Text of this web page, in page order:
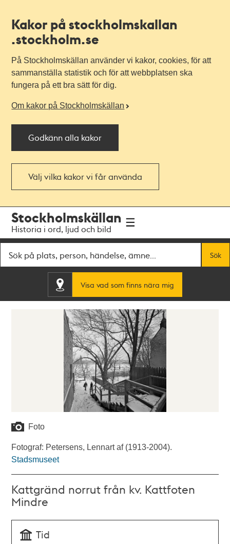
Kakor på stockholmskallan
.stockholm.se
På Stockholmskällan använder vi kakor, cookies, för att
sammanställa statistik och för att webbplatsen ska
fungera på ett bra sätt för dig.
Om kakor på Stockholmskällan
Godkänn alla kakor
Välj vilka kakor vi får använda
navigationen
huvudinnehållet
Stockholmskällan
Historia i ord, ljud och bild
Sök
Visa vad som finns nära mig
Foto
Fotograf: Petersens, Lennart af (1913-2004).
Stadsmuseet
Kattgränd norrut från kv. Kattfoten
Mindre
Tid